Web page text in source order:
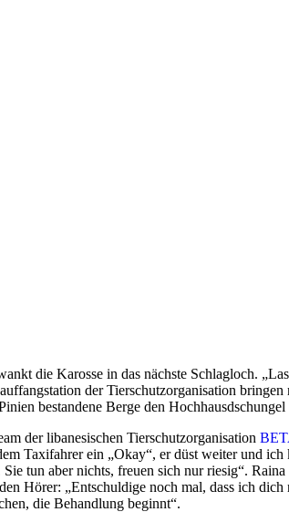
die Karosse in das nächste Schlagloch.
der Tierschutzorganisation
bestandene Berge den Hochhausdschungel
der libanesischen Tierschutzorganisation
Taxifahrer ein „Okay“, er düst weiter und
tun aber nichts, freuen sich nur riesig“.
Hörer: „Entschuldige noch mal, dass ich
die Behandlung beginnt“.